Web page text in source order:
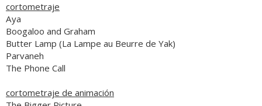
cortometraje
Aya
Boogaloo and Graham
Butter Lamp (La Lampe au Beurre de Yak)
Parvaneh
The Phone Call
cortometraje de animación